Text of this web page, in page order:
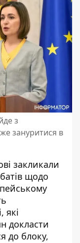
з
зануритися в
закликали
щодо
які
докласти
до блоку,